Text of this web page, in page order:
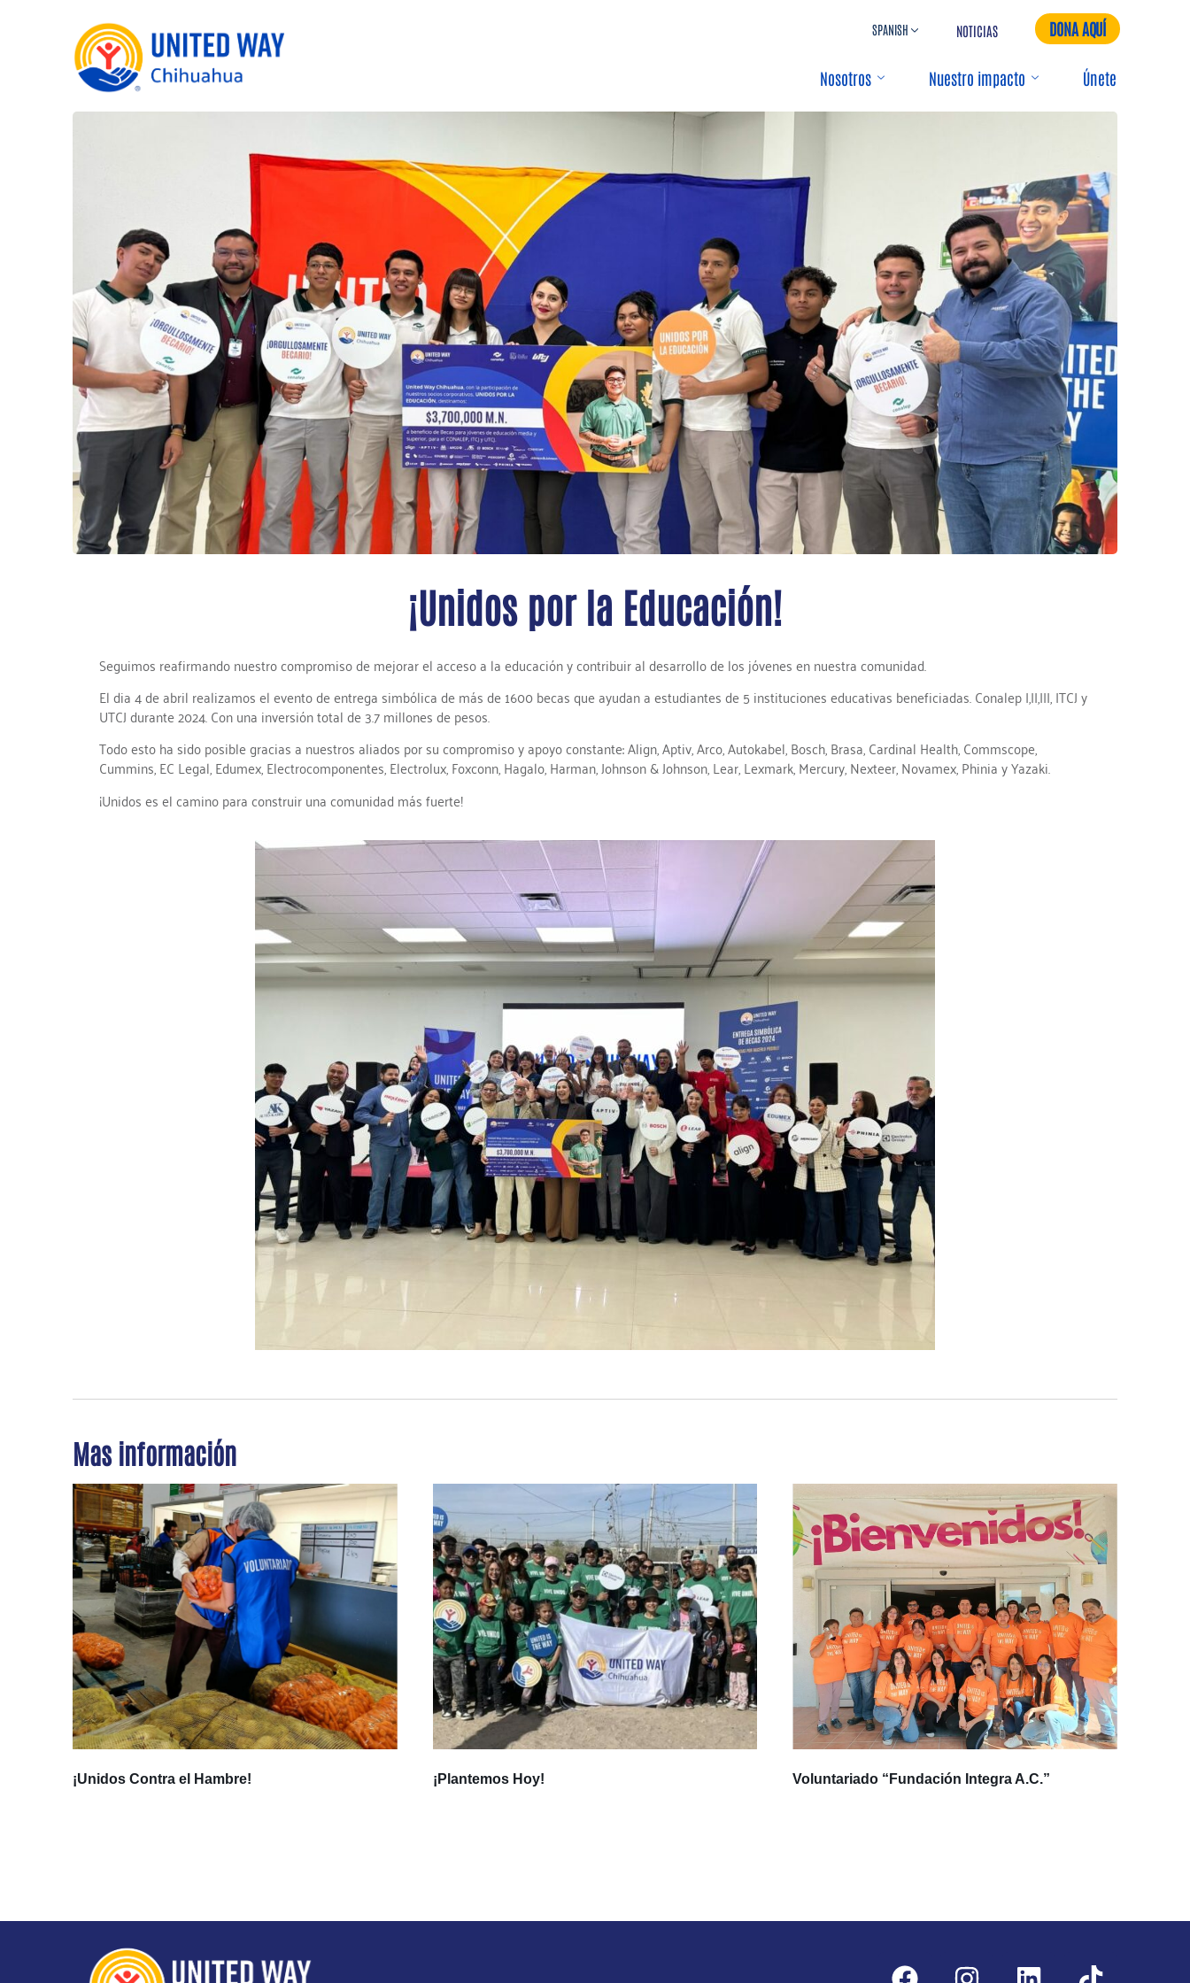
NOTICIAS DONA AQUÍ
Nosotros Nuestro impacto Únete
¡Unidos por la Educación!
Seguimos reafirmando nuestro compromiso de mejorar el acceso a la educación y contribuir al desarrollo de los jóvenes en nuestra comunidad.
El dia 4 de abril realizamos el evento de entrega simbólica de más de 1600 becas que ayudan a estudiantes de 5 instituciones educativas beneficiadas. Conalep I,II,III, ITCJ y
UTCJ durante 2024. Con una inversión total de 3.7 millones de pesos.
Todo esto ha sido posible gracias a nuestros aliados por su compromiso yapoyo constante: Align, Aptiv, Arco, Autokabel, Bosch, Brasa, Cardinal Health, Commscope,
Cummins, EC Legal, Edumex, Electrocomponentes, Electrolux, Foxconn, Hagalo, Harman, Johnson & Johnson, Lear, Lexmark, Mercury, Nexteer, Novamex, Phinia y Yazaki.
¡Unidos es el camino para construir una comunidad más fuerte!
Mas información
¡Unidos Contra el Hambre! ¡Plantemos Hoy! Voluntariado “Fundación Integra A.C.”